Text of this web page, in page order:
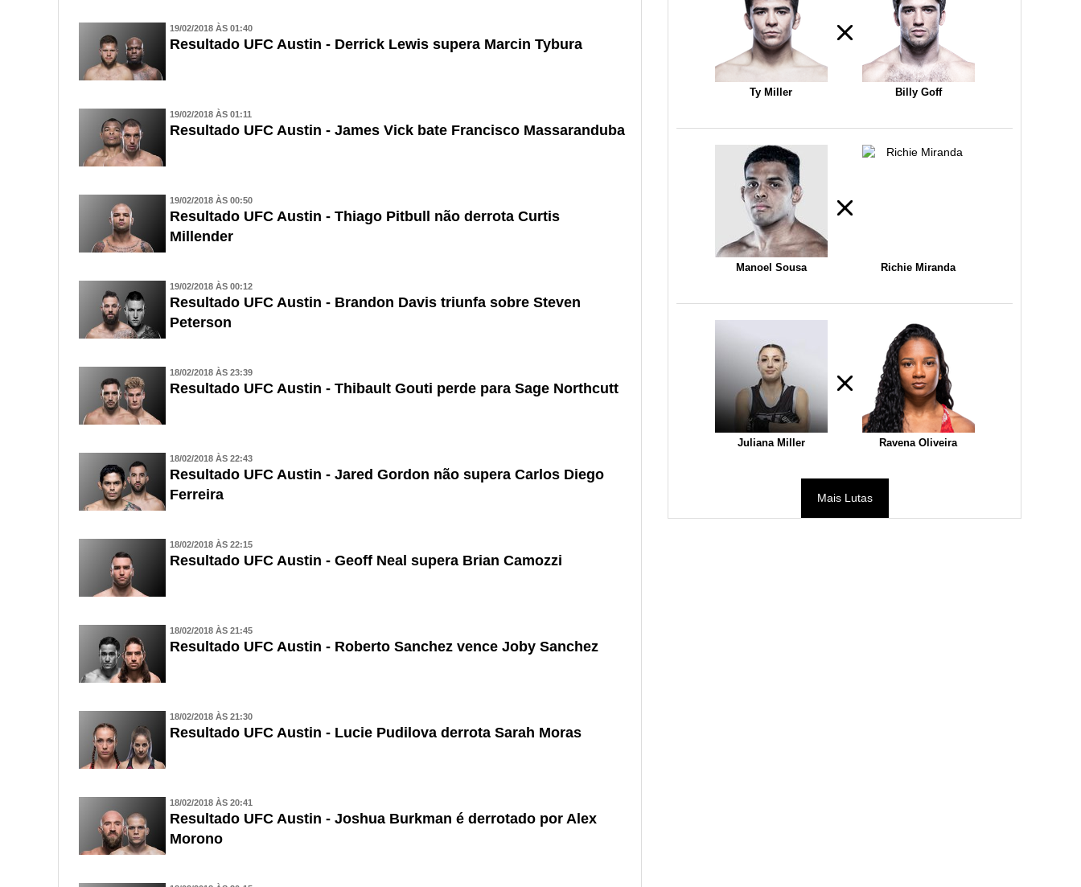
19/02/2018 ÀS 01:40
Resultado UFC Austin - Derrick Lewis supera Marcin Tybura
19/02/2018 ÀS 01:11
Resultado UFC Austin - James Vick bate Francisco Massaranduba
19/02/2018 ÀS 00:50
Resultado UFC Austin - Thiago Pitbull não derrota Curtis
Millender
19/02/2018 ÀS 00:12
Resultado UFC Austin - Brandon Davis triunfa sobre Steven
Peterson
18/02/2018 ÀS 23:39
Resultado UFC Austin - Thibault Gouti perde para Sage Northcutt
18/02/2018 ÀS 22:43
Resultado UFC Austin - Jared Gordon não supera Carlos Diego
Ferreira
18/02/2018 ÀS 22:15
Resultado UFC Austin - Geoff Neal supera Brian Camozzi
18/02/2018 ÀS 21:45
Resultado UFC Austin - Roberto Sanchez vence Joby Sanchez
18/02/2018 ÀS 21:30
Resultado UFC Austin - Lucie Pudilova derrota Sarah Moras
18/02/2018 ÀS 20:41
Resultado UFC Austin - Joshua Burkman é derrotado por Alex
Morono
Ty Miller Billy Goff
Manoel Sousa Richie Miranda
Juliana Miller Ravena Oliveira
Mais Lutas